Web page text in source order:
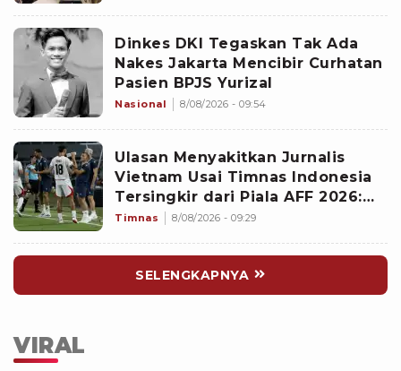
Dinkes DKI Tegaskan Tak Ada
Nakes Jakarta Mencibir Curhatan
Pasien BPJS Yurizal
Nasional 8/08/2026 - 09:54
Ulasan Menyakitkan Jurnalis
Vietnam Usai Timnas Indonesia
Tersingkir dari Piala AFF 2026:
Memalukan!
Timnas 8/08/2026 - 09:29
SELENGKAPNYA
VIRAL